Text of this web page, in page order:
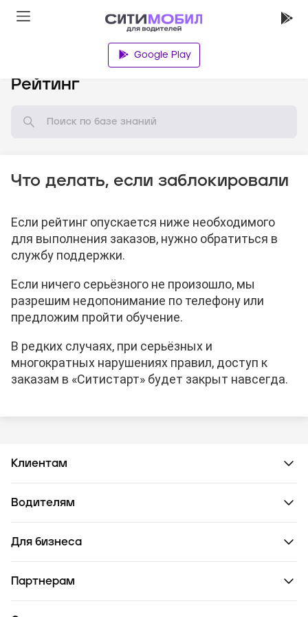
Google Play
Рейтинг
Что делать, если заблокировали
Если рейтинг опускается ниже необходимого
для выполнения заказов, нужно обратиться в
службу поддержки.
Если ничего серьёзного не произошло, мы
разрешим недопонимание по телефону или
предложим пройти обучение.
В редких случаях, при серьёзных и
многократных нарушениях правил, доступ к
заказам в «Ситистарт» будет закрыт навсегда.
Клиентам
Водителям
Для бизнеса
Партнерам